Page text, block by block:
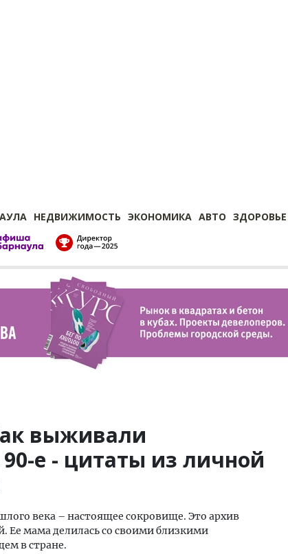
НЕДВИЖИМОСТЬ ЭКОНОМИКА АВТО ЗДОРОВЬЕ
выживали
е - цитаты из личной
века – настоящее сокровище. Это архив
Ее мама делилась со своими близкими
в стране.